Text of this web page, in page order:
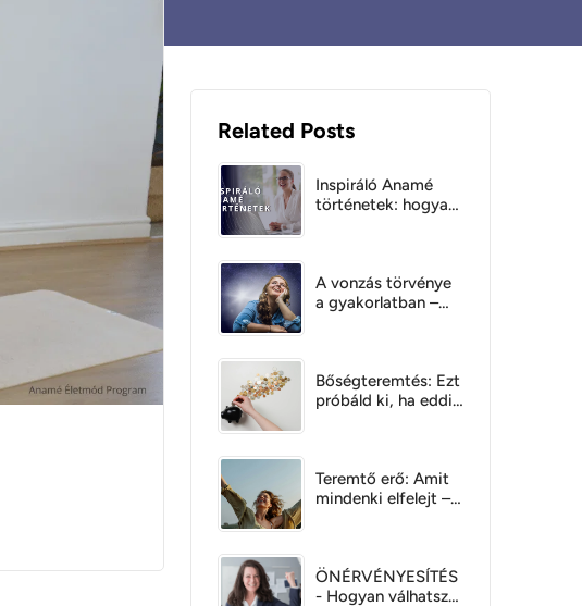
Related Posts
Inspiráló Anamé
történetek: hogyan
kiegyensúlyozása
A vonzás törvénye
a gyakorlatban –
Bőségteremtés: Ezt
próbáld ki, ha eddig
Teremtő erő: Amit
mindenki elfelejt –
ÖNÉRVÉNYESÍTÉS
- Hogyan válhatsz